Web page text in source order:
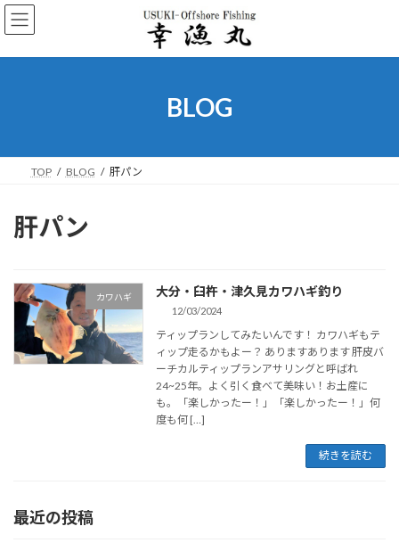
コ
ン
ン
ナ
ビ
ー
BLOG
TOP BLOG 肝パン
肝パン
カワハギ 大分・臼杵・津久見カワハギ釣り
12/03/2024
ティップランしてみたいんです！ カワハギもテ
ィップ走るかもよー？ ありますあります 肝皮バ
ーチカルティップランアサリングと呼ばれ
24~25年。よく引く食べて美味い！お土産に
も。「楽しかったー！」「楽しかったー！」何
度も何 […]
続きを読む
最近の投稿